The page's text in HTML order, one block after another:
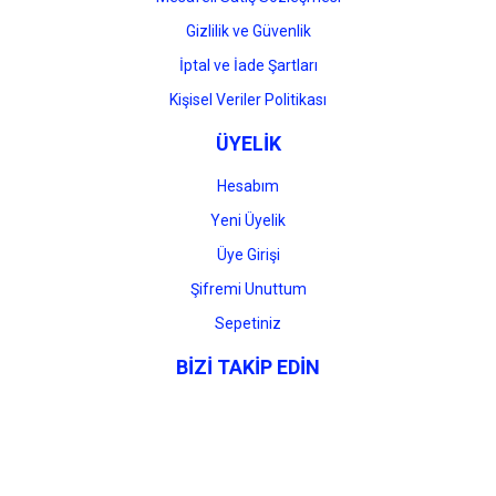
Gizlilik ve Güvenlik
İptal ve İade Şartları
Kişisel Veriler Politikası
ÜYELİK
Hesabım
Yeni Üyelik
Üye Girişi
Şifremi Unuttum
Sepetiniz
BİZİ TAKİP EDİN